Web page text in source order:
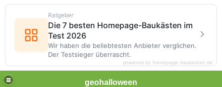
geohalloween
Ratgeber
Die 7 besten Homepage-Baukästen im
Test 2026
Wir haben die beliebtesten Anbieter verglichen.
Der Testsieger überrascht.
powered by homepage-baukasten.de